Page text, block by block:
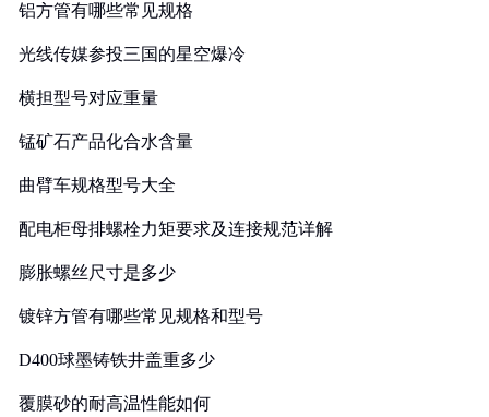
铝方管有哪些常见规格
光线传媒参投三国的星空爆冷
横担型号对应重量
锰矿石产品化合水含量
曲臂车规格型号大全
配电柜母排螺栓力矩要求及连接规范详解
膨胀螺丝尺寸是多少
镀锌方管有哪些常见规格和型号
D400球墨铸铁井盖重多少
覆膜砂的耐高温性能如何